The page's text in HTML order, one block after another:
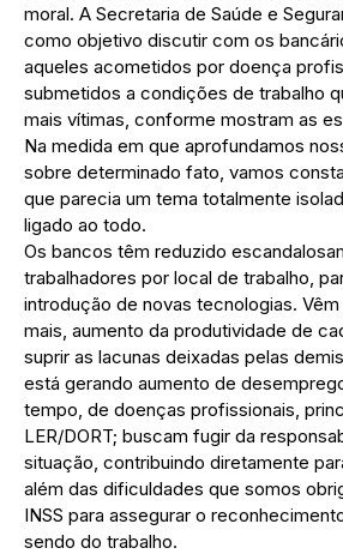
moral. A Secretaria de Saúde e
como objetivo discutir com os
aqueles acometidos por doença
submetidos a condições de trabalho
mais vítimas, conforme mostram as
Na medida em que aprofundamos
sobre determinado fato, vamos
que parecia um tema totalmente
ligado ao todo.
Os bancos têm reduzido
trabalhadores por local de trabalho,
introdução de novas tecnologias.
mais, aumento da produtividade de
suprir as lacunas deixadas pelas
está gerando aumento de
tempo, de doenças profissionais,
LER/DORT; buscam fugir da
situação, contribuindo diretamente
além das dificuldades que somos
INSS para assegurar o
sendo do trabalho.